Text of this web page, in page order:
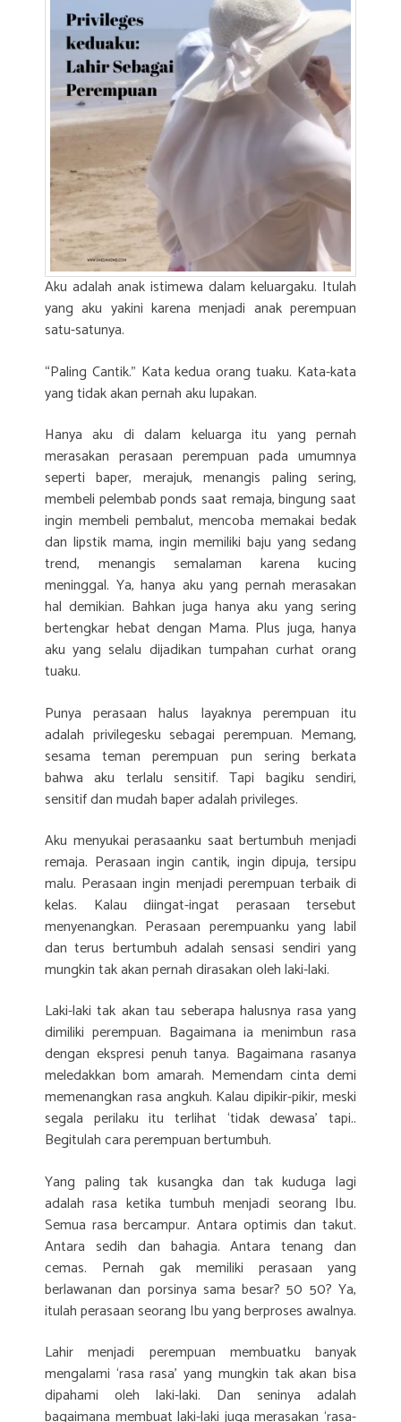
Aku adalah anak istimewa dalam keluargaku. Itulah
yang aku yakini karena menjadi anak perempuan
satu-satunya.
“Paling Cantik.” Kata kedua orang tuaku. Kata-kata
yang tidak akan pernah aku lupakan.
Hanya aku di dalam keluarga itu yang pernah
merasakan perasaan perempuan pada umumnya
seperti baper, merajuk, menangis paling sering,
membeli pelembab ponds saat remaja, bingung saat
ingin membeli pembalut, mencoba memakai bedak
dan lipstik mama, ingin memiliki baju yang sedang
trend, menangis semalaman karena kucing
meninggal. Ya, hanya aku yang pernah merasakan
hal demikian. Bahkan juga hanya aku yang sering
bertengkar hebat dengan Mama. Plus juga, hanya
aku yang selalu dijadikan tumpahan curhat orang
tuaku.
Punya perasaan halus layaknya perempuan itu
adalah privilegesku sebagai perempuan. Memang,
sesama teman perempuan pun sering berkata
bahwa aku terlalu sensitif. Tapi bagiku sendiri,
sensitif dan mudah baper adalah privileges.
Aku menyukai perasaanku saat bertumbuh menjadi
remaja. Perasaan ingin cantik, ingin dipuja, tersipu
malu. Perasaan ingin menjadi perempuan terbaik di
kelas. Kalau diingat-ingat perasaan tersebut
menyenangkan. Perasaan perempuanku yang labil
dan terus bertumbuh adalah sensasi sendiri yang
mungkin tak akan pernah dirasakan oleh laki-laki.
Laki-laki tak akan tau seberapa halusnya rasa yang
dimiliki perempuan. Bagaimana ia menimbun rasa
dengan ekspresi penuh tanya. Bagaimana rasanya
meledakkan bom amarah. Memendam cinta demi
memenangkan rasa angkuh. Kalau dipikir-pikir, meski
segala perilaku itu terlihat ‘tidak dewasa’ tapi..
Begitulah cara perempuan bertumbuh.
Yang paling tak kusangka dan tak kuduga lagi
adalah rasa ketika tumbuh menjadi seorang Ibu.
Semua rasa bercampur. Antara optimis dan takut.
Antara sedih dan bahagia. Antara tenang dan
cemas. Pernah gak memiliki perasaan yang
berlawanan dan porsinya sama besar? 50 50? Ya,
itulah perasaan seorang Ibu yang berproses awalnya.
Lahir menjadi perempuan membuatku banyak
mengalami ‘rasa rasa’ yang mungkin tak akan bisa
dipahami oleh laki-laki. Dan seninya adalah